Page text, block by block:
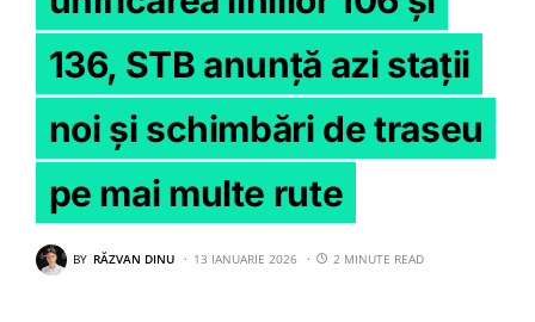
136, STB anunță azi stații
noi și schimbări de traseu
pe mai multe rute
BY RĂZVAN DINU 13 IANUARIE 2026 2 MINUTE READ